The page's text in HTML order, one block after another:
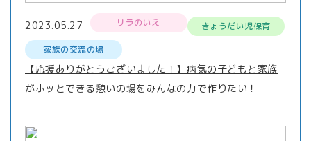
2023.05.27 リラのいえ
きょうだい児保育
家族の交流の場
【応援ありがとうございました！】病気の子どもと家族
がホッとできる憩いの場をみんなの力で作りたい！